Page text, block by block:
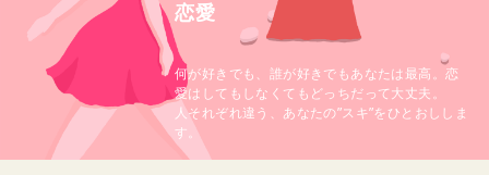
恋愛
何が好きでも、誰が好きでもあなたは最高。恋
愛はしてもしなくてもどっちだって大丈夫。
人それぞれ違う、あなたの”スキ”をひとおししま
す。